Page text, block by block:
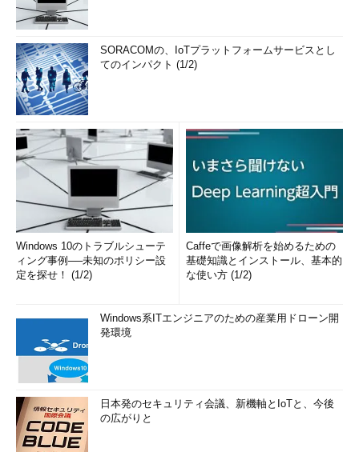
SORACOMの、IoTプラットフォームサービスとし
てのインパクト (1/2)
Windows 10のトラブルシューテ
ィング事例──未知のポリシー設
定を探せ！ (1/2)
Caffeで画像解析を始めるための
基礎知識とインストール、基本的
な使い方 (1/2)
Windows系ITエンジニアのための産業用ドローン開
発環境
日本発のセキュリティ会議、新機軸とIoTと、今後
の広がりと